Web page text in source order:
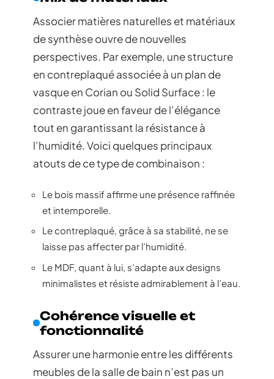
Associer matières naturelles et matériaux
de synthèse ouvre de nouvelles
perspectives. Par exemple, une structure
en contreplaqué associée à un plan de
vasque en Corian ou Solid Surface : le
contraste joue en faveur de l’élégance
tout en garantissant la résistance à
l’humidité. Voici quelques principaux
atouts de ce type de combinaison :
Le bois massif affirme une présence raffinée
et intemporelle.
Le contreplaqué, grâce à sa stabilité, ne se
laisse pas affecter par l’humidité.
Le MDF, quant à lui, s’adapte aux designs
minimalistes et résiste admirablement à l’eau.
Cohérence visuelle et
fonctionnalité
Assurer une harmonie entre les différents
meubles de la salle de bain n’est pas un